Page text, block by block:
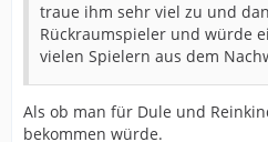
traue ihm sehr viel zu und
Rückraumspieler und würde
vielen Spielern aus dem
Als ob man für Dule und
bekommen würde.